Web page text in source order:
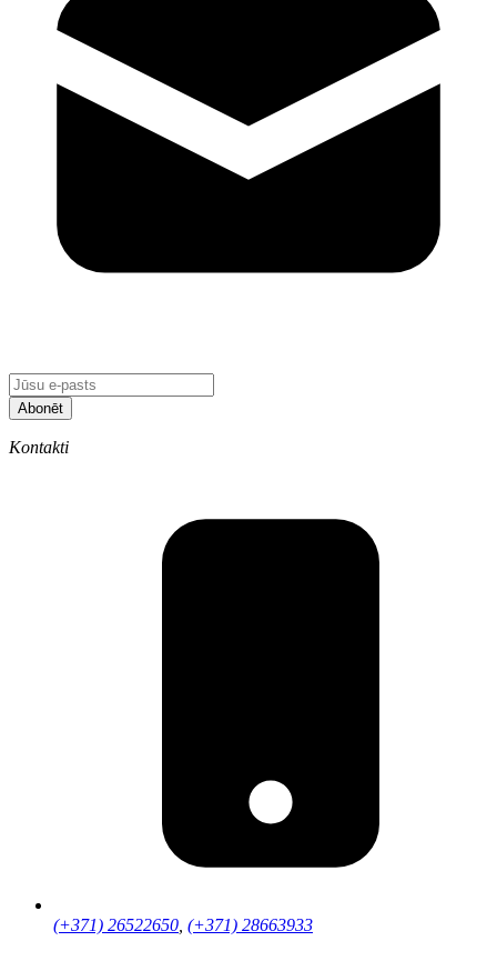
Abonēt
Kontakti
(+371) 26522650, (+371) 28663933